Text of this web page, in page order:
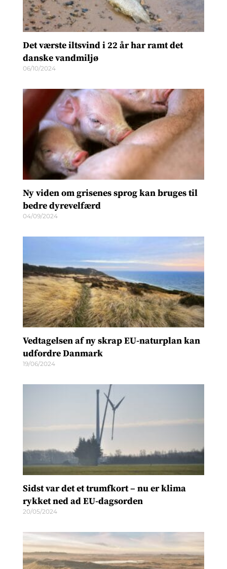
Det værste iltsvind i 22 år har ramt det
danske vandmiljø
06/10/2024
Ny viden om grisenes sprog kan bruges til
bedre dyrevelfærd
04/09/2024
Vedtagelsen af ny skrap EU-naturplan kan
udfordre Danmark
19/06/2024
Sidst var det et trumfkort – nu er klima
rykket ned ad EU-dagsorden
20/05/2024